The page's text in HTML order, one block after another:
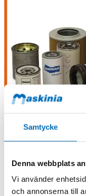
Samtycke
Denna webbplats
Vi använder
och annonserna till